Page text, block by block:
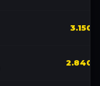
3.150
2.840